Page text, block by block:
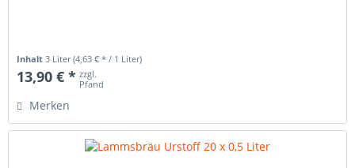
Inhalt 3 Liter(4,63 € * / 1 Liter)
13,90 € * zzgl.
Pfand
Merken